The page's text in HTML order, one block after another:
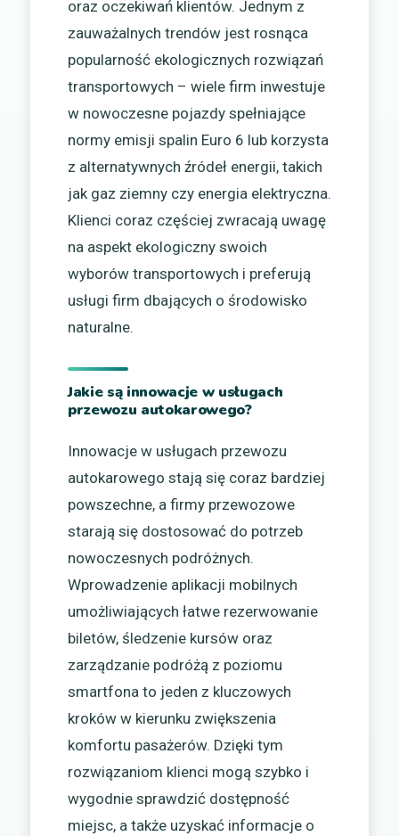
oraz oczekiwań klientów. Jednym z
zauważalnych trendów jest rosnąca
popularność ekologicznych rozwiązań
transportowych – wiele firm inwestuje
w nowoczesne pojazdy spełniające
normy emisji spalin Euro 6 lub korzysta
z alternatywnych źródeł energii, takich
jak gaz ziemny czy energia elektryczna.
Klienci coraz częściej zwracają uwagę
na aspekt ekologiczny swoich
wyborów transportowych i preferują
usługi firm dbających o środowisko
naturalne.
Jakie są innowacje w usługach
przewozu autokarowego?
Innowacje w usługach przewozu
autokarowego stają się coraz bardziej
powszechne, a firmy przewozowe
starają się dostosować do potrzeb
nowoczesnych podróżnych.
Wprowadzenie aplikacji mobilnych
umożliwiających łatwe rezerwowanie
biletów, śledzenie kursów oraz
zarządzanie podróżą z poziomu
smartfona to jeden z kluczowych
kroków w kierunku zwiększenia
komfortu pasażerów. Dzięki tym
rozwiązaniom klienci mogą szybko i
wygodnie sprawdzić dostępność
miejsc, a także uzyskać informacje o